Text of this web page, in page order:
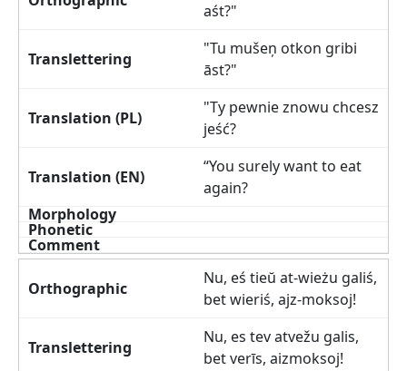
aśt?"
"Tu mušeņ otkon gribi
āst?"
"Ty pewnie znowu chcesz
jeść?
“You surely want to eat
again?
Nu, eś tieŭ at-wieżu galiś,
bet wieriś, ajz-moksoj!
Nu, es tev atvežu galis,
bet verīs, aizmoksoj!